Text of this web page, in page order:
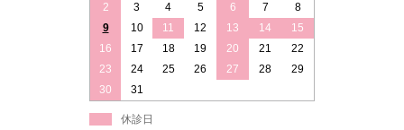
2
3 4 5 6 7
8
9
10 11 12 13 14
15
16
17 18 19 20 21
22
23
24 25 26 27 28
29
30
31
休診日